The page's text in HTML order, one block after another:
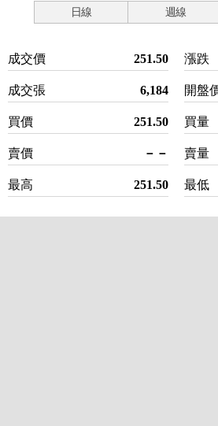
日線 週線
成交價 251.50
成交張 6,184
買價 251.50
賣價 －－
最高 251.50
漲跌
開盤
買量
賣量
最低